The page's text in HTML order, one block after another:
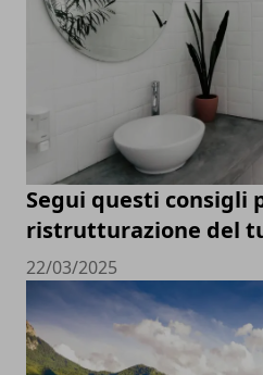
Segui questi consigli
ristrutturazione del
22/03/2025